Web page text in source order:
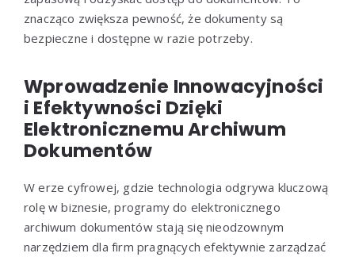
znacząco zwiększa pewność, że dokumenty są
bezpieczne i dostępne w razie potrzeby.
Wprowadzenie Innowacyjności
i Efektywności Dzięki
Elektronicznemu Archiwum
Dokumentów
W erze cyfrowej, gdzie technologia odgrywa kluczową
rolę w biznesie, programy do elektronicznego
archiwum dokumentów stają się nieodzownym
narzędziem dla firm pragnących efektywnie zarządzać